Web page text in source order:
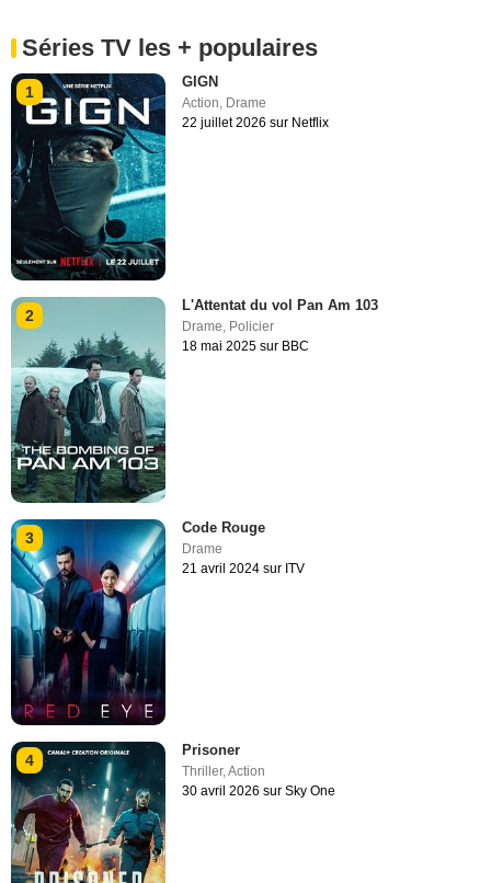
Séries TV les + populaires
1
GIGN
Action, Drame
22 juillet 2026 sur Netflix
2
L'Attentat du vol Pan Am 103
Drame Policier
18 mai 2025 sur BBC
3
Code Rouge
Drame
21 avril 2024 sur ITV
4
Prisoner
Thriller,Action
30 avril 2026 sur Sky One